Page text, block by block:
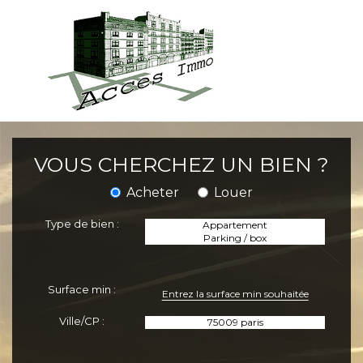
VOUS CHERCHEZ UN BIEN ?
Acheter Louer
Type de bien :
Surface min :
Ville/CP :